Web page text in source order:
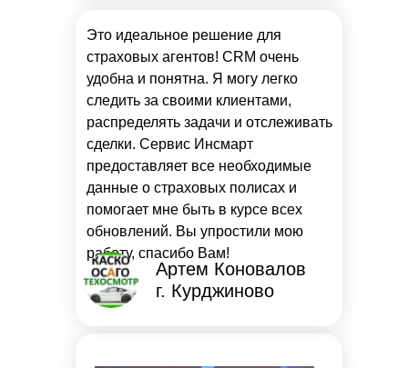
Это идеальное решение для
страховых агентов! CRM очень
удобна и понятна. Я могу легко
следить за своими клиентами,
распределять задачи и отслеживать
сделки. Сервис Инсмарт
предоставляет все необходимые
данные о страховых полисах и
помогает мне быть в курсе всех
обновлений. Вы упростили мою
работу, спасибо Вам!
Артем Коновалов
г. Курджиново